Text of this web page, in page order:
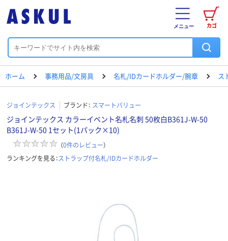
カゴ
メニュー
ホーム 事務用品/文房具 名札/IDカードホルダー/腕章 ス
ジョインテックス ブランド： スマートバリュー
ジョインテックス カラーイベント名札名刺 50枚白B361J-W-50
B361J-W-50 1セット(1パック×10)
（0件のレビュー）
ランキングを見る：ストラップ付名札/IDカードホルダー